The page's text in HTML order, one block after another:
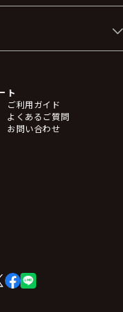
ト
ご利用ガイド
よくあるご質問
お問い合わせ
X
(Twitter)
Facebook
LINE